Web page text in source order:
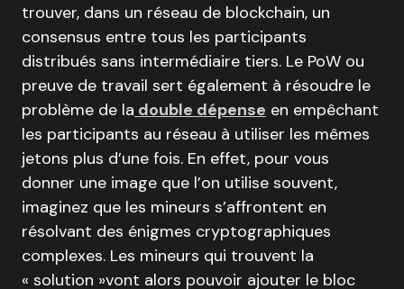
trouver, dans un réseau de blockchain, un
consensus entre tous les participants
distribués sans intermédiaire tiers. Le PoW ou
preuve de travail sert également à résoudre le
problème de la double dépense en empêchant
les participants au réseau à utiliser les mêmes
jetons plus d’une fois. En effet, pour vous
donner une image que l’on utilise souvent,
imaginez que les mineurs s’affrontent en
résolvant des énigmes cryptographiques
complexes. Les mineurs qui trouvent la
« solution »vont alors pouvoir ajouter le bloc